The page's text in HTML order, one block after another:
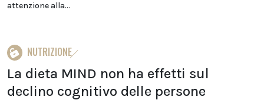
attenzione alla...
NUTRIZIONE
La dieta MIND non ha effetti sul
declino cognitivo delle persone